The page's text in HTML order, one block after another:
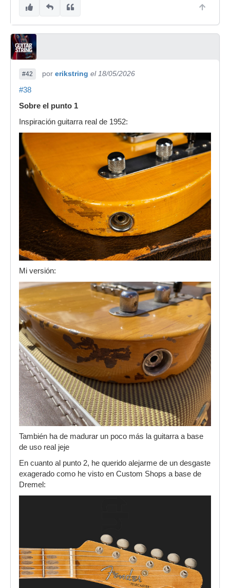
#42 por erikstring el 18/05/2026
#38
Sobre el punto 1
Inspiración guitarra real de 1952:
Mi versión:
También ha de madurar un poco más la guitarra a base
de uso real jeje
En cuanto al punto 2, he querido alejarme de un desgaste
exagerado como he visto en Custom Shops a base de
Dremel: